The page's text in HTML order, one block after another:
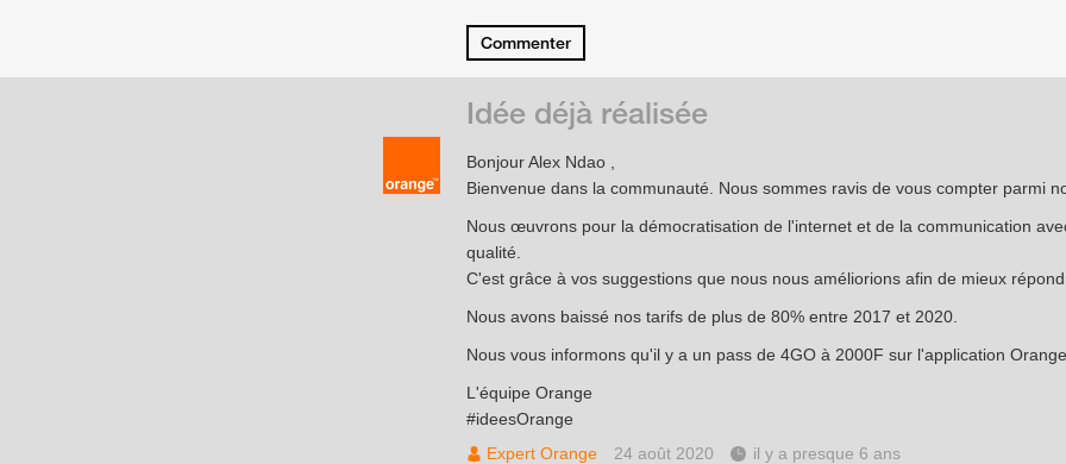
Commenter
Bonjour Alex Ndao ,
Bienvenue dans la communauté. Nous sommes ravis de vous compter parmi
Nous œuvrons pour la démocratisation de l'internet et de la communication
qualité.
C'est grâce à vos suggestions que nous nous améliorions afin de mieux
Nous avons baissé nos tarifs de plus de 80% entre 2017 et 2020.
Nous vous informons qu'il y a un pass de 4GO à 2000F sur l'application
L'équipe Orange
#ideesOrange
Expert Orange
24 août 2020 il y a presque 6 ans
Idée déjà réalisée